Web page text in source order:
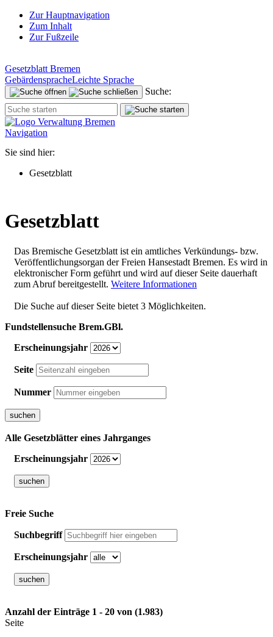
Zur Hauptnavigation
Zum Inhalt
Zur Fußzeile
Gesetzblatt Bremen
GebärdenspracheLeichte Sprache
Suche:
Navigation
Sie sind hier:
Gesetzblatt
Gesetzblatt
Das Bremische Gesetzblatt ist ein amtliches Verkündungs- bzw.
Veröffentlichungsorgan der Freien Hansestadt Bremen. Es wird in
elektronischer Form geführt und wird auf dieser Seite dauerhaft
zum Abruf bereitgestellt. Weitere Informationen
Die Suche auf dieser Seite bietet 3 Möglichkeiten.
Fundstellensuche Brem.GBl.
Erscheinungsjahr
Seite
Nummer
Alle Gesetzblätter eines Jahrganges
Erscheinungsjahr
Freie Suche
Suchbegriff
Erscheinungsjahr
Anzahl der Einträge 1 - 20 von (1.983)
Seite